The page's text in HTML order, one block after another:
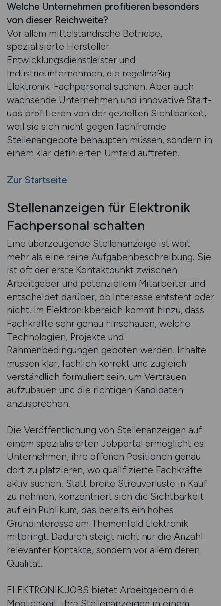
Welche Unternehmen profitieren besonders
von dieser Reichweite?
Vor allem mittelständische Betriebe,
spezialisierte Hersteller,
Entwicklungsdienstleister und
Industrieunternehmen, die regelmäßig
Elektronik-Fachpersonal suchen. Aber auch
wachsende Unternehmen und innovative Start-
ups profitieren von der gezielten Sichtbarkeit,
weil sie sich nicht gegen fachfremde
Stellenangebote behaupten müssen, sondern in
einem klar definierten Umfeld auftreten.
Zur Startseite
Stellenanzeigen für Elektronik
Fachpersonal schalten
Eine überzeugende Stellenanzeige ist weit
mehr als eine reine Aufgabenbeschreibung. Sie
ist oft der erste Kontaktpunkt zwischen
Arbeitgeber und potenziellem Mitarbeiter und
entscheidet darüber, ob Interesse entsteht oder
nicht. Im Elektronikbereich kommt hinzu, dass
Fachkräfte sehr genau hinschauen, welche
Technologien, Projekte und
Rahmenbedingungen geboten werden. Inhalte
müssen klar, fachlich korrekt und zugleich
verständlich formuliert sein, um Vertrauen
aufzubauen und die richtigen Kandidaten
anzusprechen.
Die Veröffentlichung von Stellenanzeigen auf
einem spezialisierten Jobportal ermöglicht es
Unternehmen, ihre offenen Positionen genau
dort zu platzieren, wo qualifizierte Fachkräfte
aktiv suchen. Statt breite Streuverluste in Kauf
zu nehmen, konzentriert sich die Sichtbarkeit
auf ein Publikum, das bereits ein hohes
Grundinteresse am Themenfeld Elektronik
mitbringt. Dadurch steigt nicht nur die Anzahl
relevanter Kontakte, sondern vor allem deren
Qualität.
ELEKTRONIK.JOBS bietet Arbeitgebern die
Möglichkeit, ihre Stellenanzeigen in einem